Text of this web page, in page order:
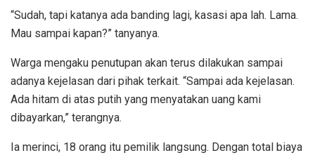
“Sudah, tapi katanya ada banding lagi, kasasi apa lah. Lama.
Mau sampai kapan?” tanyanya.
Warga mengaku penutupan akan terus dilakukan sampai
adanya kejelasan dari pihak terkait. “Sampai ada kejelasan.
Ada hitam di atas putih yang menyatakan uang kami
dibayarkan,” terangnya.
Ia merinci, 18 orang itu pemilik langsung. Dengan total biaya